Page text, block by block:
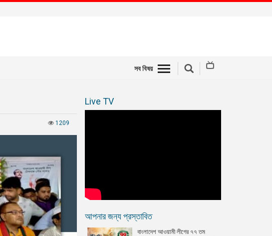
সব বিষয়
1209
Live TV
আপনার জন্য প্রস্তাবিত
বাংলাদেশ আওয়ামী লীগের ৭৭ তম